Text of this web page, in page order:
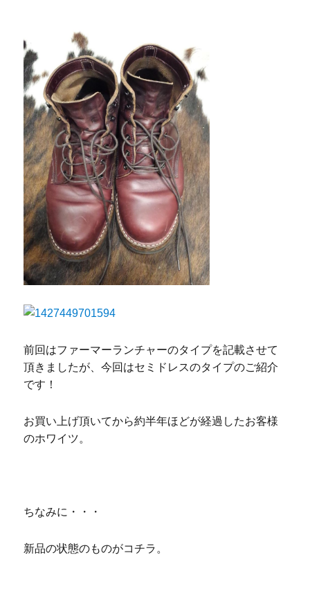
前回はファーマーランチャーのタイプを記載させて
頂きましたが、今回はセミドレスのタイプのご紹介
です！
お買い上げ頂いてから約半年ほどが経過したお客様
のホワイツ。
ちなみに・・・
新品の状態のものがコチラ。